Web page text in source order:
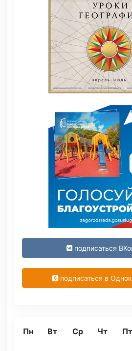
подписаться
подписаться в
Пн Вт Ср Чт Пт